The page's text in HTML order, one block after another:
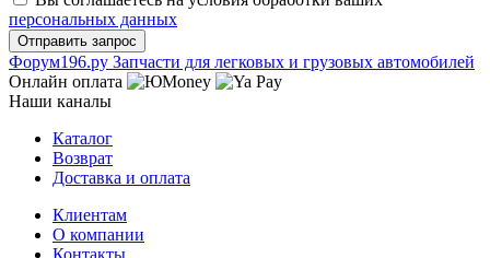
персональных данных
Фoрум196.ру Запчасти для легковых и грузовых автомобилей
Онлайн оплата
Наши каналы
Каталог
Возврат
Доставка и оплата
Клиентам
О компании
Контакты